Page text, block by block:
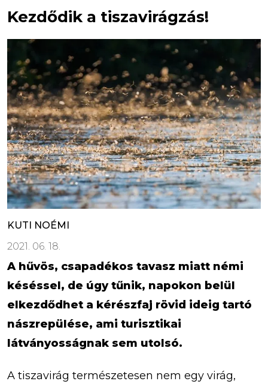
Kezdődik a tiszavirágzás!
KUTI NOÉMI
2021. 06. 18.
A hűvös, csapadékos tavasz miatt némi
késéssel, de úgy tűnik, napokon belül
elkezdődhet a kérészfaj rövid ideig tartó
nászrepülése, ami turisztikai
látványosságnak sem utolsó.
A tiszavirág természetesen nem egy virág,